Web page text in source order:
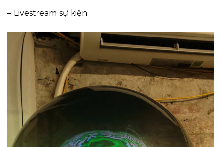
– Livestream sự kiện